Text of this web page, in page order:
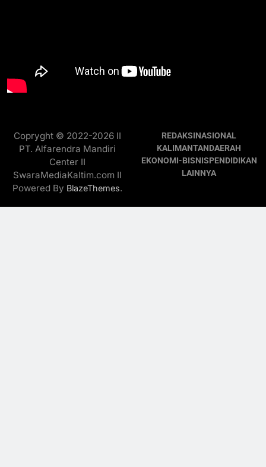
Copryght © 2022-2026 II
PT. Alfarendra Mandiri
Center II
SwaraMediaKaltim.com II
Powered By BlazeThemes.
REDAKSINASIONAL
KALIMANTANDAERAH
EKONOMI-BISNISPENDIDIKAN
LAINNYA